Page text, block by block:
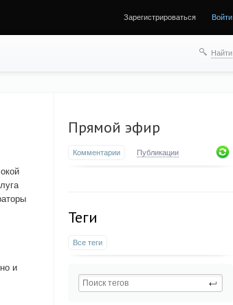
Зарегистрироваться Войти
Найти
Прямой эфир
Комментарии Публикации
Теги
Все теги
и